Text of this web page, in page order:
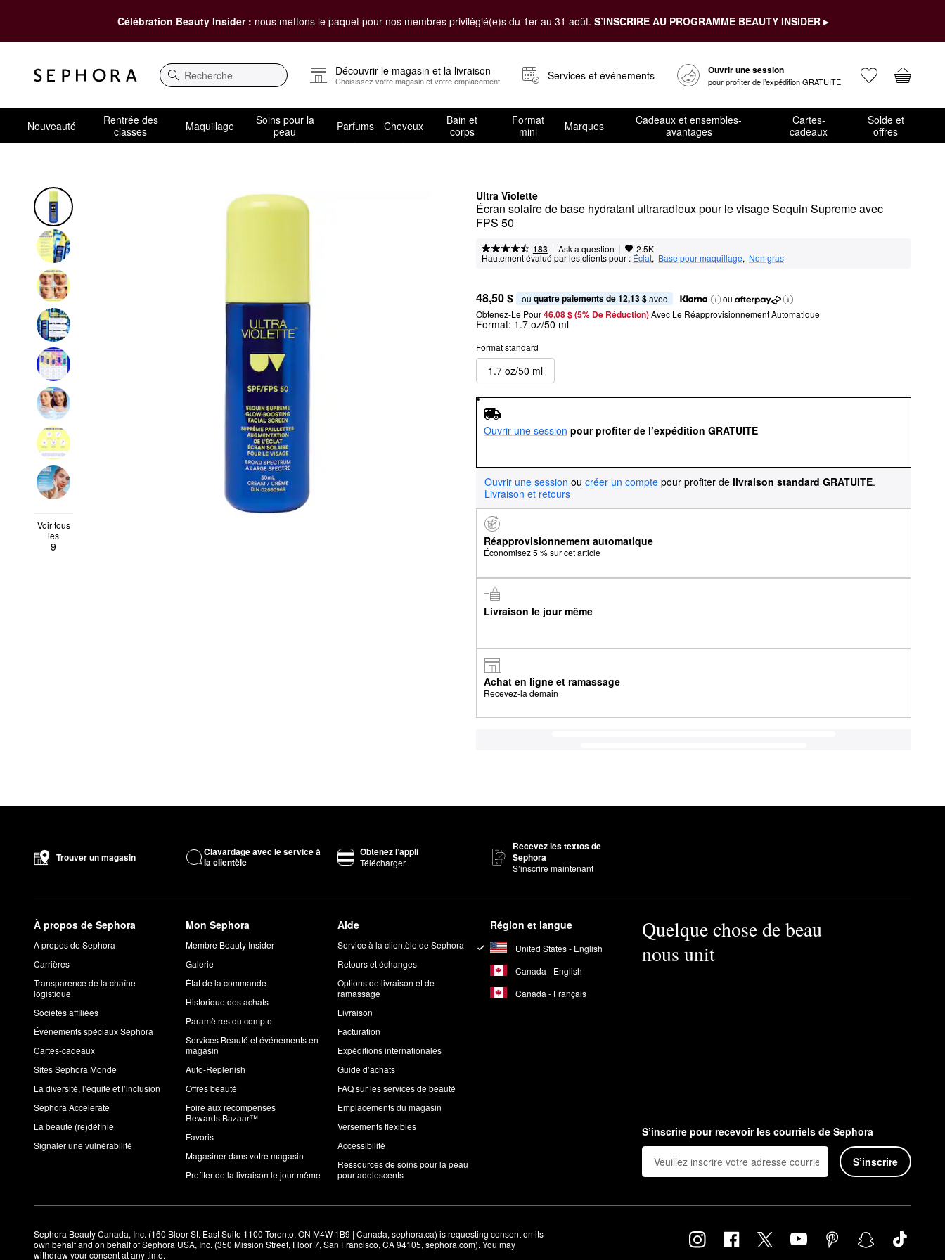
Célébration Beauty Insider : nous mettons le paquet pour nos membres privilégié(e)s du 1er au 31 août. S’INSCRIRE AU PROGRAMME BEAUTY INSIDER ▸
Recherche
Découvrir le magasin et la livraison
Choisissez votre magasin et votre emplacement Services et événements Ouvrir une session
pour profiter de l’expédition GRATUITE
Nouveauté
Rentrée des
classes
Maquillage
Soins pour la
peau
Parfums Cheveux
Bain et
corps
Format
mini
Marques
Cadeaux et ensembles-
avantages
Cartes-
cadeaux
Solde et
offres
Ultra Violette
Écran solaire de base hydratant ultraradieux pour le visage Sequin Supreme avec
FPS 50
183 | Ask a question | 2.5K
Hautement évalué par les clients pour : Éclat, Base pour maquillage, Non gras
Voir tous
les
9
48,50 $ ou quatre paiements de 12,13 $ avec
ou
Obtenez-Le Pour46,08 $ (5% De Réduction) Avec Le Réapprovisionnement Automatique
Format: 1.7 oz/50 ml
Format standard
1.7 oz/50 ml
Ouvrir une session pour profiter de l’expédition GRATUITE
Ouvrir une session ou créer un compte pour profiter de livraison standard GRATUITE.
Livraison et retours
Réapprovisionnement automatique
Économisez 5 % sur cet article
Livraison le jour même
Achat en ligne et ramassage
Recevez-la demain
Trouver un magasin
Clavardage avec le service à
la clientèle
Obtenez l’appli
Télécharger
Recevez les textos de
Sephora
S’inscrire maintenant
À propos de Sephora
À propos de Sephora
Carrières
Transparence de la chaîne
logistique
Sociétés affiliées
Événements spéciaux Sephora
Cartes-cadeaux
Sites Sephora Monde
La diversité, l’équité et l’inclusion
Sephora Accelerate
La beauté (re)définie
Signaler une vulnérabilité
Mon Sephora
Membre Beauty Insider
Galerie
État de la commande
Historique des achats
Paramètres du compte
Services Beauté et événements en
magasin
Auto-Replenish
Offres beauté
Foire aux récompenses
Rewards Bazaar™
Favoris
Magasiner dans votre magasin
Profiter de la livraison le jour même
Aide
Service à la clientèle de Sephora
Retours et échanges
Options de livraison et de
ramassage
Livraison
Facturation
Expéditions internationales
Guide d’achats
FAQ sur les services de beauté
Emplacements du magasin
Versements flexibles
Accessibilité
Ressources de soins pour la peau
pour adolescents
Région et langue
United States - English
Canada - English
Canada - Français
Quelque chose de beau
nous unit
S’inscrire pour recevoir les courriels de Sephora
S’inscrire
Sephora Beauty Canada, Inc. (160 Bloor St. East Suite 1100 Toronto, ON M4W 1B9 | Canada, sephora.ca) is requesting consent on its
own behalf and on behalf of Sephora USA, Inc. (350 Mission Street, Floor 7, San Francisco, CA 94105, sephora.com). You may
withdraw your consent at any time.